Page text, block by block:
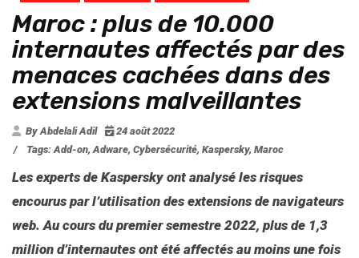
Maroc : plus de 10.000
internautes affectés par des
menaces cachées dans des
extensions malveillantes
By Abdelali Adil
24 août 2022
/
Tags: Add-on, Adware, Cybersécurité, Kaspersky, Maroc
Les experts de Kaspersky ont analysé les risques
encourus par l’utilisation des extensions de navigateurs
web. Au cours du premier semestre 2022, plus de 1,3
million d’internautes ont été affectés au moins une fois